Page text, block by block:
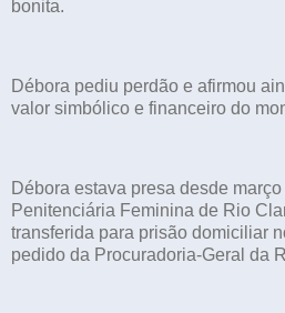
bonita.
Débora pediu perdão e afirmou
valor simbólico e financeiro do
Débora estava presa desde
Penitenciária Feminina de Rio
transferida para prisão domiciliar
pedido da Procuradoria-Geral da